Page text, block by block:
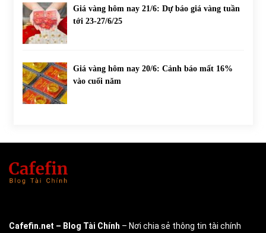
Giá vàng hôm nay 21/6: Dự báo giá vàng tuần
tới 23-27/6/25
Giá vàng hôm nay 20/6: Cảnh báo mất 16%
vào cuối năm
Cafefin.net – Blog Tài Chính – Nơi chia sẻ thông tin tài chính